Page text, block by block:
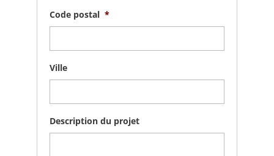
Code postal *
Ville
Description du projet